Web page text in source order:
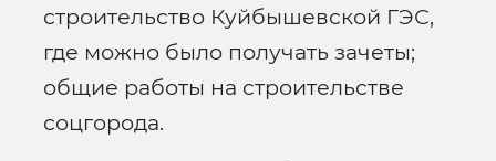
строительство Куйбышевской ГЭС,
где можно было получать зачеты;
общие работы на строительстве
соцгорода.